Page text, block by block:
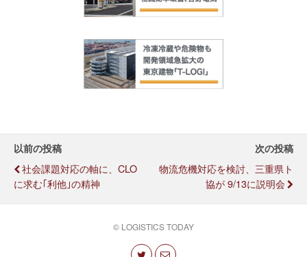
以前の投稿
社会課題対応の軸に、CLO
に求む｢利他｣の精神
次の投稿
物流危機対応を検討、三重県ト
協が 9/13に説明会
© LOGISTICS TODAY